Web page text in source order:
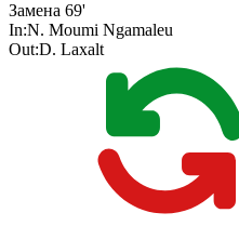
Замена 69'
In:N. Moumi Ngamaleu
Out:D. Laxalt